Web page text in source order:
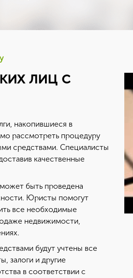
лиц с
накопившиеся в
рассмотреть процедуру
средствами. Специалисты
качественные
быть проведена
Юристы помогут
все необходимые
недвижимости,
будут учтены все
залоги и другие
в соответствии с